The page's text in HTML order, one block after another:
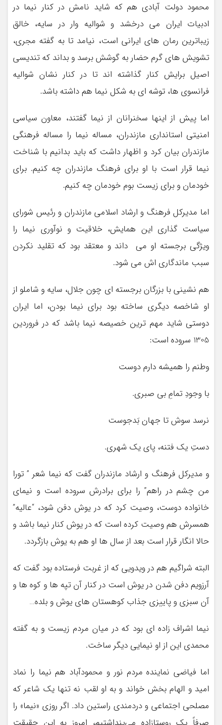
محمود دولت آبادی هم که شاید نامش در کنار نیما در
ادبیات ایران می درخشد و شوالیه وار در سایه، خالق
زیباترین رمان های ایرانی است، نیامد تا به گفته مجری،
تشویش های گرم حضار به گوشش برسد و بداند که تندیسی
اصیل برایش کنار گذاشته اند تا در کنار نشان شوالیه
فرانسوی ها، توشه ای به شکل نیما هم داشته باشد.
اما پیش از اینها سخنرانان از نیما گفتند، معاون سیاسی
امنیتی استانداری مازندران، مساله نیما را مساله فرهنگی
مازندران بیان کرد و اظهار داشت که باید بدانیم با شناخت
نیما قرار است با او برای فرهنگ مازندران چه کنیم. برای
خودمان و برای زیست بوم خودمان چه کنیم.
اما مدیرکل فرهنگ و ارشاد اسلامی مازندران و رئیس شورای
سیاست گذاری این همایش، خلاقیت و نوآوری نیما را
ویژگی برجسته او می داند و معتقد بود که تقلید نکردن
سبب ماندگاری اش می شود.
هم نشینی با بزرگان برجسته ای چون جلال، سایه و شاملو از
او شاخصه دیگری ساخته بود برای نیما بودن، اما ایران
دوستی شاید مهم ترین خصیصه نیما باشد که در فروردین
1305 سروده است:
وطنم را هميشه دارم دوست
با وجودِ تمامِ بي صبري.
نرسد سوش تا جهان بَدجوست
دستِ يك فتنه، پاي يك شهري.
و مدیرکل فرهنگ و ارشاد مازندران گفت که نیما شعر ” تورا
من چشم در راهم” را برای برادرش سروده است و نیمای
خانواده دوست، وصیت کرد که در یوش دفن شود، “عالیه”
همسرش هم وصیت کرده است که در یوش کنار نیما باشد و
حالا انگار قرار است بعد از سال ها او هم به یوش بازگردد.
البته شراگیم هم در ویدویی که از غربت فرستاده بود گفت که
آرزویم دفن شدن در یوش است در کنار آن تپه ها و کوه ها و
آن سبزی و پاییزی جذاب کوهستان های یوش و بلده…
نیما اشراف زاده ای بود که در میان مردم زیست و به گفته
محمدی این از او نیمایی دیگر ساخت.
اما فیاضی نماینده مردم نور و محمودآباد هم نیما را نماد
امید و الهام بخش خواند و به او لقب نه تنها یک شاعر که
مصلحی اجتماعی و دردمندی راستین داد. اگر روزی «نیما» را